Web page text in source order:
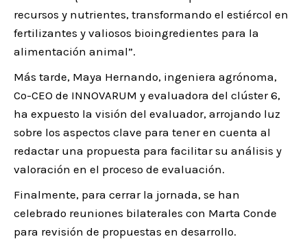
recursos y nutrientes, transformando el estiércol en
fertilizantes y valiosos bioingredientes para la
alimentación animal”.
Más tarde, Maya Hernando, ingeniera agrónoma,
Co-CEO de INNOVARUM y evaluadora del clúster 6,
ha expuesto la visión del evaluador, arrojando luz
sobre los aspectos clave para tener en cuenta al
redactar una propuesta para facilitar su análisis y
valoración en el proceso de evaluación.
Finalmente, para cerrar la jornada, se han
celebrado reuniones bilaterales con Marta Conde
para revisión de propuestas en desarrollo.